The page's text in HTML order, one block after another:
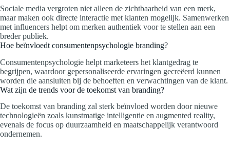
Sociale media vergroten niet alleen de zichtbaarheid van een merk,
maar maken ook directe interactie met klanten mogelijk. Samenwerken
met influencers helpt om merken authentiek voor te stellen aan een
breder publiek.
Hoe beïnvloedt consumentenpsychologie branding?
Consumentenpsychologie helpt marketeers het klantgedrag te
begrijpen, waardoor gepersonaliseerde ervaringen gecreëerd kunnen
worden die aansluiten bij de behoeften en verwachtingen van de klant.
Wat zijn de trends voor de toekomst van branding?
De toekomst van branding zal sterk beïnvloed worden door nieuwe
technologieën zoals kunstmatige intelligentie en augmented reality,
evenals de focus op duurzaamheid en maatschappelijk verantwoord
ondernemen.